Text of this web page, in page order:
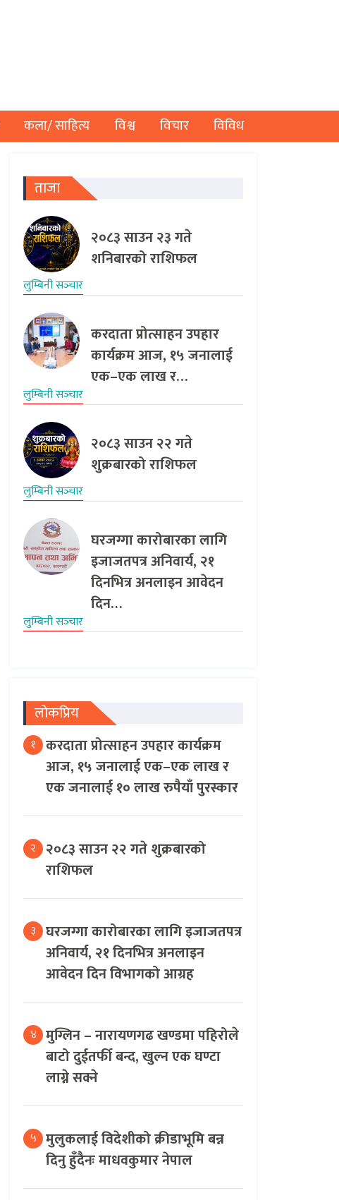
कला/ साहित्य विश्व विचार विविध
ताजा
२०८३ साउन २३ गते
शनिबारको राशिफल
लुम्बिनी सञ्‍चार
करदाता प्रोत्साहन उपहार
कार्यक्रम आज, १५ जनालाई
एक–एक लाख र…
लुम्बिनी सञ्‍चार
२०८३ साउन २२ गते
शुक्रबारको राशिफल
लुम्बिनी सञ्‍चार
घरजग्गा कारोबारका लागि
इजाजतपत्र अनिवार्य, २१
दिनभित्र अनलाइन आवेदन
दिन…
लुम्बिनी सञ्‍चार
लोकप्रिय
१ करदाता प्रोत्साहन उपहार कार्यक्रम
आज, १५ जनालाई एक–एक लाख र
एक जनालाई १० लाख रुपैयाँ पुरस्कार
२ २०८३ साउन २२ गते शुक्रबारको
राशिफल
३ घरजग्गा कारोबारका लागि इजाजतपत्र
अनिवार्य, २१ दिनभित्र अनलाइन
आवेदन दिन विभागको आग्रह
४ मुग्लिन – नारायणगढ खण्डमा पहिरोले
बाटो दुईतर्फी बन्द, खुल्न एक घण्टा
लाग्ने सक्ने
५ मुलुकलाई विदेशीको क्रीडाभूमि बन्न
दिनु हुँदैनः माधवकुमार नेपाल